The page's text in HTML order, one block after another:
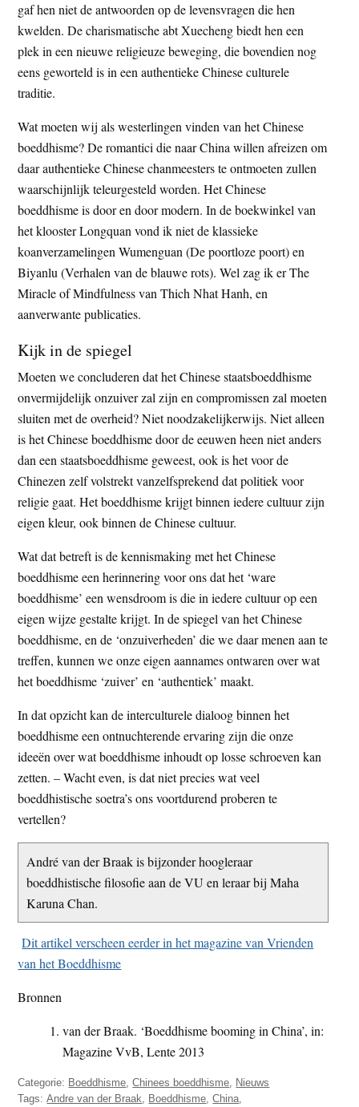
gaf hen niet de antwoorden op de levensvragen die hen
kwelden. De charismatische abt Xuecheng biedt hen een
plek in een nieuwe religieuze beweging, die bovendien nog
eens geworteld is in een authentieke Chinese culturele
traditie.
Wat moeten wij als westerlingen vinden van het Chinese
boeddhisme? De romantici die naar China willen afreizen om
daar authentieke Chinese chanmeesters te ontmoeten zullen
waarschijnlijk teleurgesteld worden. Het Chinese
boeddhisme is door en door modern. In de boekwinkel van
het klooster Longquan vond ik niet de klassieke
koanverzamelingen Wumenguan (De poortloze poort) en
Biyanlu (Verhalen van de blauwe rots). Wel zag ik er The
Miracle of Mindfulness van Thich Nhat Hanh, en
aanverwante publicaties.
Kijk in de spiegel
Moeten we concluderen dat het Chinese staatsboeddhisme
onvermijdelijk onzuiver zal zijn en compromissen zal moeten
sluiten met de overheid? Niet noodzakelijkerwijs. Niet alleen
is het Chinese boeddhisme door de eeuwen heen niet anders
dan een staatsboeddhisme geweest, ook is het voor de
Chinezen zelf volstrekt vanzelfsprekend dat politiek voor
religie gaat. Het boeddhisme krijgt binnen iedere cultuur zijn
eigen kleur, ook binnen de Chinese cultuur.
Wat dat betreft is de kennismaking met het Chinese
boeddhisme een herinnering voor ons dat het ‘ware
boeddhisme’ een wensdroom is die in iedere cultuur op een
eigen wijze gestalte krijgt. In de spiegel van het Chinese
boeddhisme, en de ‘onzuiverheden’ die we daar menen aan te
treffen, kunnen we onze eigen aannames ontwaren over wat
het boeddhisme ‘zuiver’ en ‘authentiek’ maakt.
In dat opzicht kan de interculturele dialoog binnen het
boeddhisme een ontnuchterende ervaring zijn die onze
ideeën over wat boeddhisme inhoudt op losse schroeven kan
zetten. – Wacht even, is dat niet precies wat veel
boeddhistische soetra’s ons voortdurend proberen te
vertellen?
André van der Braak is bijzonder hoogleraar
boeddhistische filosofie aan de VU en leraar bij Maha
Karuna Chan.
Dit artikel verscheen eerder in het magazine van Vrienden
van het Boeddhisme
Bronnen
van der Braak. ‘Boeddhisme booming in China’, in:
Magazine VvB, Lente 2013
Categorie: Boeddhisme ,Chinees boeddhisme Nieuws
Tags:Andre van der Braak Boeddhisme ,China